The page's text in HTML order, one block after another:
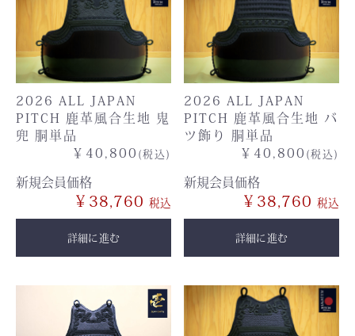
2026 ALL JAPAN
PITCH 鹿革風合生地 鬼
兜 胴単品
￥40,800 (税込)
新規会員価格
￥38,760
詳細に進む
2026 ALL JAPAN
PITCH 鹿革風合生地 バ
ツ飾り 胴単品
￥40,800 (税込)
新規会員価格
￥38,760
詳細に進む